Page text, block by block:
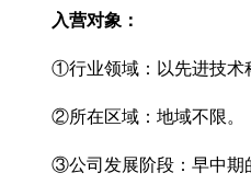
入营对象：
①行业领域：以先进技术
②所在区域：地域不限。
③公司发展阶段：早中期